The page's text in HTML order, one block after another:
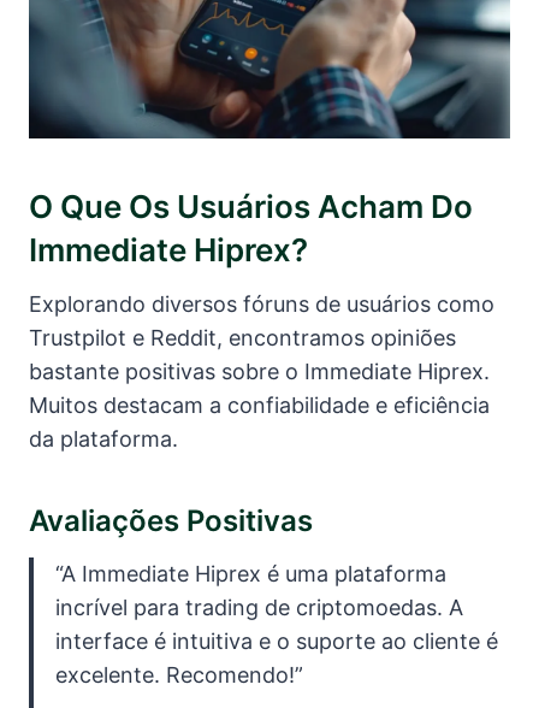
O Que Os Usuários Acham Do
Immediate Hiprex?
Explorando diversos fóruns de usuários como
Trustpilot e Reddit, encontramos opiniões
bastante positivas sobre o Immediate Hiprex.
Muitos destacam a confiabilidade e eficiência
da plataforma.
Avaliações Positivas
“A Immediate Hiprex é uma plataforma
incrível para trading de criptomoedas. A
interface é intuitiva e o suporte ao cliente é
excelente. Recomendo!”